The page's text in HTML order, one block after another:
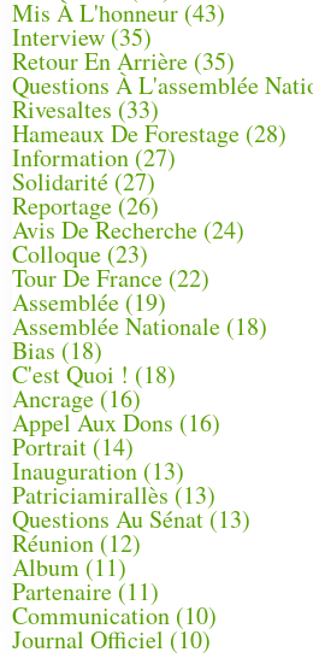
Mis À L'honneur (43)
Interview (35)
Retour En Arrière (35)
Questions À L'assemblée
Rivesaltes (33)
Hameaux De Forestage (28)
Information (27)
Solidarité (27)
Reportage (26)
Avis De Recherche (24)
Colloque (23)
Tour De France (22)
Assemblée (19)
Assemblée Nationale (18)
Bias (18)
C'est Quoi ! (18)
Ancrage (16)
Appel Aux Dons (16)
Portrait (14)
Inauguration (13)
Patriciamirallès (13)
Questions Au Sénat(13)
Réunion (12)
Album (11)
Partenaire(11)
Communication (10)
Journal Officiel (10)